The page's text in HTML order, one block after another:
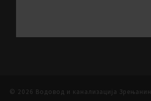
© 2026 Водовод и канализација Зрењанин